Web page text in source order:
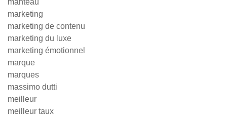
manteau
marketing
marketing de contenu
marketing du luxe
marketing émotionnel
marque
marques
massimo dutti
meilleur
meilleur taux